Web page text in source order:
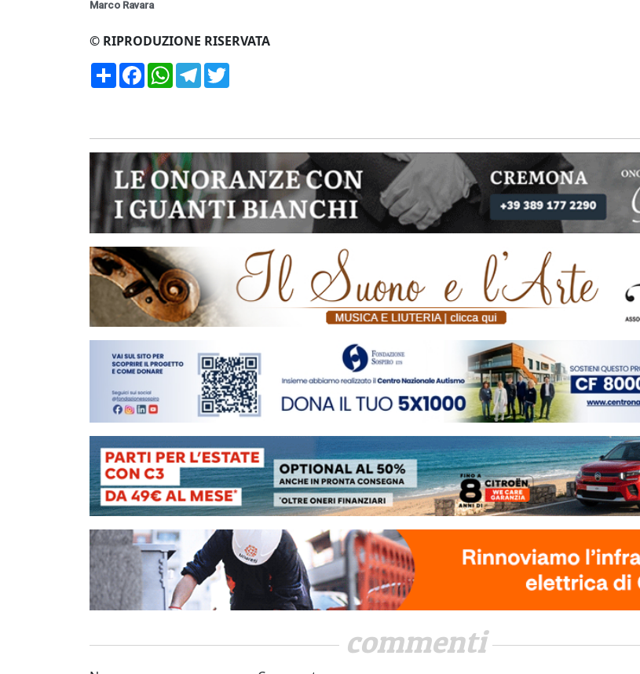
Marco Ravara
© RIPRODUZIONE RISERVATA
CondividiFacebookWhatsApp
Telegram
commenti